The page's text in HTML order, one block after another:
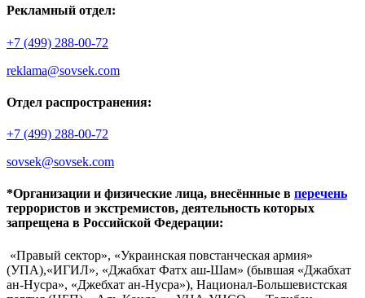
Рекламный отдел:
+7 (499) 288-00-72
reklama@sovsek.com
Отдел распространения:
+7 (499) 288-00-72
sovsek@sovsek.com
*Организации и физические лица, внесённные в перечень
террористов и экстремистов, деятельность которых
запрещена в Российской Федерации:
«Правый сектор», «Украинская повстанческая армия»
(УПА),«ИГИЛ», «Джабхат Фатх аш-Шам» (бывшая «Джабхат
ан-Нусра», «Джебхат ан-Нусра»), Национал-Большевистская